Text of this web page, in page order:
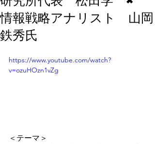
情報戦略アナリスト 山岡
鉄秀氏
https://www.youtube.com/watch?
v=ozuHOzn1vZg
＜テーマ＞